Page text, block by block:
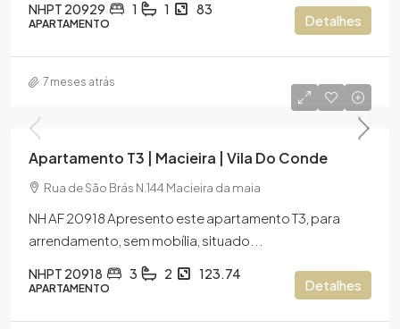
NHPT 20929 1 1 83
APARTAMENTO Detalhes
7 meses atrás
Apartamento T3 | Macieira | Vila Do Conde
Rua de São Brás N.144 Macieira da maia
NH AF 20918 Apresento este apartamento T3, para
arrendamento, sem mobília, situado...
NHPT 20918 3 2 123.74
APARTAMENTO Detalhes